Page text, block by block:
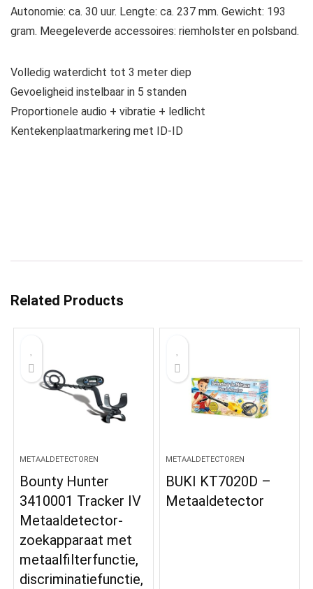
Autonomie: ca. 30 uur. Lengte: ca. 237 mm. Gewicht: 193
gram. Meegeleverde accessoires: riemholster en polsband.
Volledig waterdicht tot 3 meter diep
Gevoeligheid instelbaar in 5 standen
Proportionele audio + vibratie + ledlicht
Kentekenplaatmarkering met ID-ID
Related Products
METAALDETECTOREN
Bounty Hunter
3410001 Tracker IV
Metaaldetector-
zoekapparaat met
metaalfilterfunctie,
discriminatiefunctie,
METAALDETECTOREN
BUKI KT7020D –
Metaaldetector